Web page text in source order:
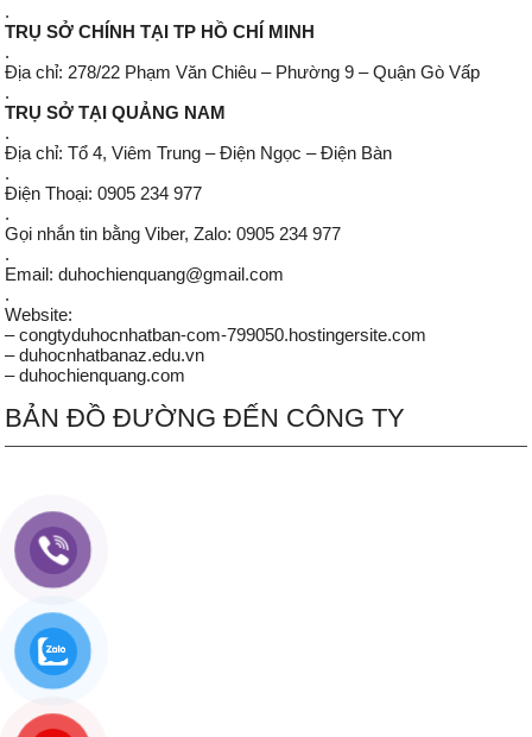
.
TRỤ SỞ CHÍNH TẠI TP HỒ CHÍ MINH
.
Địa chỉ: 278/22 Phạm Văn Chiêu – Phường 9 – Quận Gò Vấp
.
TRỤ SỞ TẠI QUẢNG NAM
.
Địa chỉ: Tổ 4, Viêm Trung – Điện Ngọc – Điện Bàn
.
Điện Thoại: 0905 234 977
.
Gọi nhắn tin bằng Viber, Zalo: 0905 234 977
.
Email: duhochienquang@gmail.com
.
Website:
– congtyduhocnhatban-com-799050.hostingersite.com
– duhocnhatbanaz.edu.vn
– duhochienquang.com
BẢN ĐỒ ĐƯỜNG ĐẾN CÔNG TY